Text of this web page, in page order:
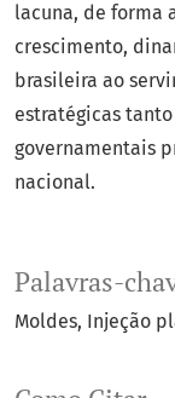
Palavras-
Moldes Injeção
lacuna, de forma
crescimento,
brasileira ao
estratégicas
governamentais
nacional.